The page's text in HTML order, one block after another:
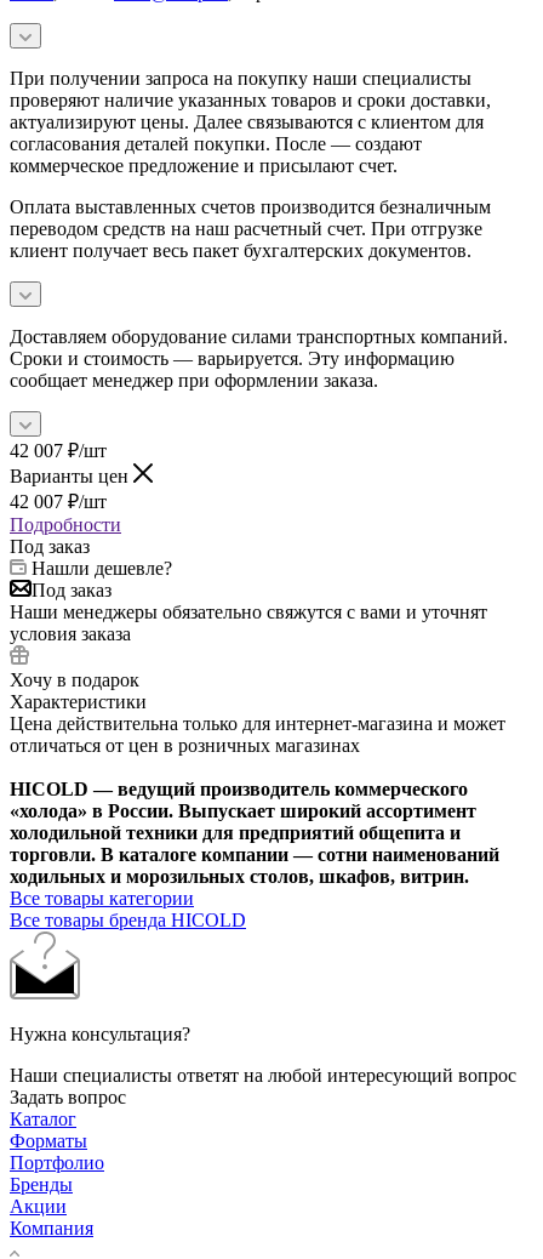
При получении запроса на покупку наши специалисты
проверяют наличие указанных товаров и сроки доставки,
актуализируют цены. Далее связываются с клиентом для
согласования деталей покупки. После — создают
коммерческое предложение и присылают счет.
Оплата выставленных счетов производится безналичным
переводом средств на наш расчетный счет. При отгрузке
клиент получает весь пакет бухгалтерских документов.
Доставляем оборудование силами транспортных компаний.
Сроки и стоимость — варьируется. Эту информацию
сообщает менеджер при оформлении заказа.
42 007 ₽/шт
Варианты цен
42 007 ₽/шт
Подробности
Под заказ
Нашли дешевле?
Под заказ
Наши менеджеры обязательно свяжутся с вами и уточнят
условия заказа
Хочу в подарок
Характеристики
Цена действительна только для интернет-магазина и может
отличаться от цен в розничных магазинах
HICOLD — ведущий производитель коммерческого
«холода» в России. Выпускает широкий ассортимент
холодильной техники для предприятий общепита и
торговли. В каталоге компании — сотни наименований
ходильных и морозильных столов, шкафов, витрин.
Все товары категории
Все товары бренда HICOLD
Нужна консультация?
Наши специалисты ответят на любой интересующий вопрос
Задать вопрос
Каталог
Форматы
Портфолио
Бренды
Акции
Компания